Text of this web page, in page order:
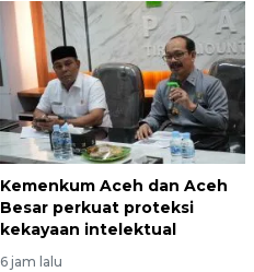
Kemenkum Aceh dan Aceh
Besar perkuat proteksi
kekayaan intelektual
6 jam lalu